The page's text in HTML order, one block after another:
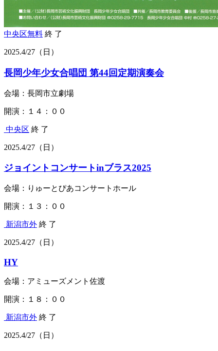
中央区無料 終 了
2025.4/27 （日）
長岡少年少女合唱団 第44回定期演奏会
会場：長岡市立劇場
開演：１４：００
中央区 終 了
2025.4/27 （日）
ジョイントコンサートinブラス2025
会場：りゅーとぴあコンサートホール
開演：１３：００
新潟市外 終 了
2025.4/27 （日）
HY
会場：アミューズメント佐渡
開演：１８：００
新潟市外 終 了
2025.4/27 （日）